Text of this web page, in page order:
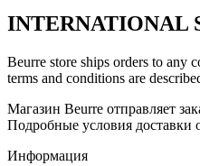
INTERNATIONAL
Beurre store ships orders to any
terms and conditions are
Магазин Beurre отправляет
Подробные условия доставки
Информация